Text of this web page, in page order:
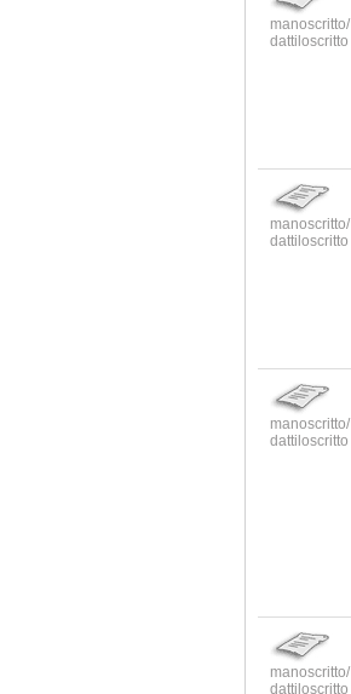
manoscritto/
dattiloscritto
manoscritto/
dattiloscritto
manoscritto/
dattiloscritto
manoscritto/
dattiloscritto